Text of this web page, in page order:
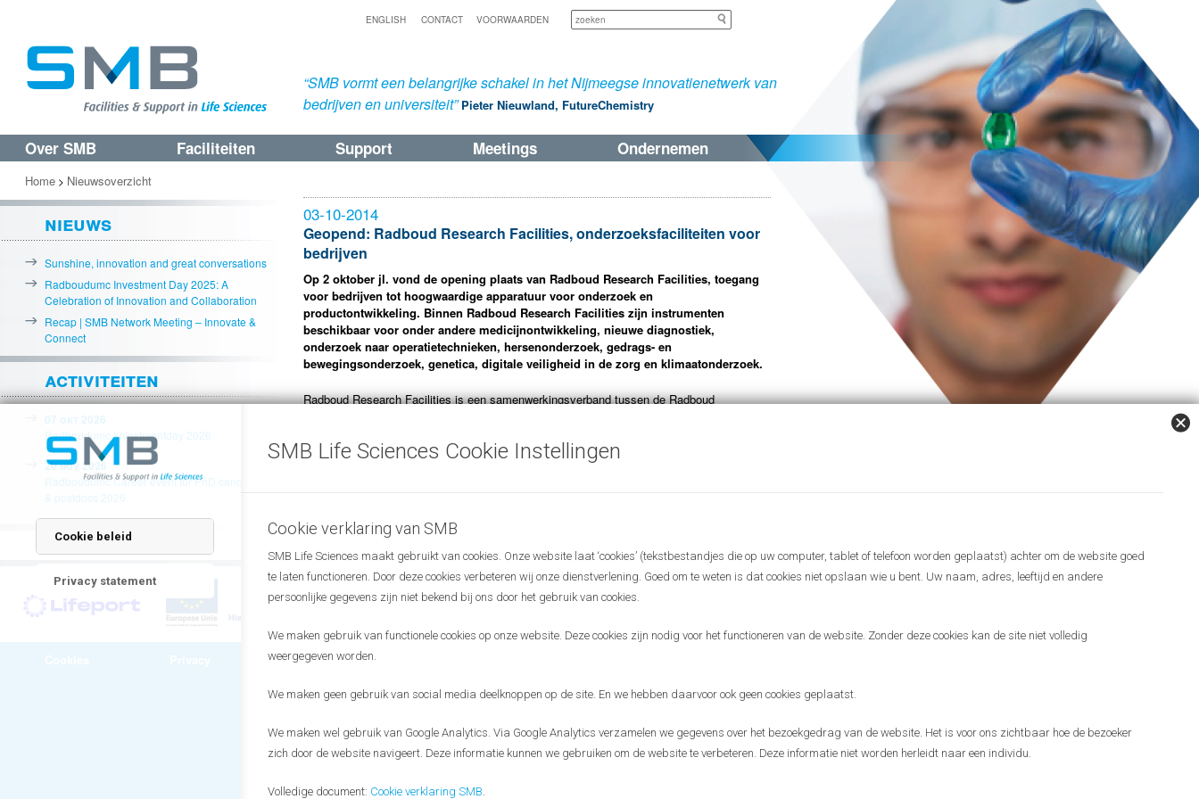
ENGLISH CONTACT VOORWAARDEN
“SMB vormt een belangrijke schakel in het Nijmeegse innovatienetwerk van
bedrijven en universiteit” Pieter Nieuwland, FutureChemistry
Spring
naar
de
primaire
inhoud
Spring
naar
de
secundaire
inhoud
Over SMB Faciliteiten Support Meetings Ondernemen
03-10-2014
Geopend: Radboud Research Facilities, onderzoeksfaciliteiten voor
bedrijven
Op 2 oktober jl. vond de opening plaats van Radboud Research Facilities, toegang
voor bedrijven tot hoogwaardige apparatuur voor onderzoek en
productontwikkeling. Binnen Radboud Research Facilities zijn instrumenten
beschikbaar voor onder andere medicijnontwikkeling, nieuwe diagnostiek,
onderzoek naar operatietechnieken, hersenonderzoek, gedrags- en
bewegingsonderzoek, genetica, digitale veiligheid in de zorg en klimaatonderzoek.
Radboud Research Facilities is een samenwerkingsverband tussen de Radboud
bieden hebben. Via Radboud Research Facilities kunnen bedrijven in contact komen met
Biochemical sceening
Home > Nieuwsoverzicht
nieuws
Sunshine, innovation and great conversations
Radboudumc Investment Day 2025: A
Celebration of Innovation and Collaboration
Recap | SMB Network Meeting – Innovate &
Connect
activiteiten
07 okt 2026
Radboudumc Investmentday 2026
20 nov 2026
Radboudumc Career event for PhD candidates
& postdocs 2026
Algemene
SMB Life Sciences Cookie Instellingen
Cookie beleid
Privacy statement
Cookie verklaring van SMB
SMB Life Sciences maakt gebruikt van cookies. Onze website laat ‘cookies’ (tekstbestandjes die op uw computer, tablet of telefoon worden geplaatst) achter om de website goed
te laten functioneren. Door deze cookies verbeteren wij onze dienstverlening. Goed om te weten is dat cookies niet opslaan wie u bent. Uw naam, adres, leeftijd en andere
persoonlijke gegevens zijn niet bekend bij ons door het gebruik van cookies.
We maken gebruik van functionele cookies op onze website. Deze cookies zijn nodig voor het functioneren van de website. Zonder deze cookies kan de site niet volledig
weergegeven worden.
We maken geen gebruik van social media deelknoppen op de site. En we hebben daarvoor ook geen cookies geplaatst.
We maken wel gebruik van Google Analytics. Via Google Analytics verzamelen we gegevens over het bezoekgedrag van de website. Het is voor ons zichtbaar hoe de bezoeker
zich door de website navigeert. Deze informatie kunnen we gebruiken om de website te verbeteren. Deze informatie niet worden herleidt naar een individu.
Volledige document: Cookie verklaring SMB.